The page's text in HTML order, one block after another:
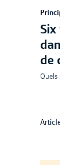
de
Quels